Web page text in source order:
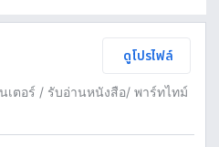
ดูโปรไฟล์
เตอร์ / รับอ่านหนังสือ/ พาร์ทไทม์